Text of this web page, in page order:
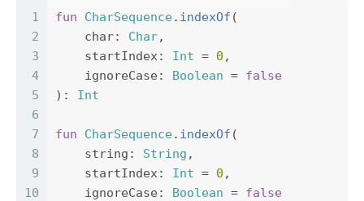
1
2
3
4
5
6
7
8
9
10
fun CharSequence. indexOf (
char: Char,
startIndex: Int = 0 ,
ignoreCase : Boolean = false
):
Int
fun CharSequence. indexOf (
string : String ,
startIndex: Int = 0 ,
ignoreCase : Boolean = false